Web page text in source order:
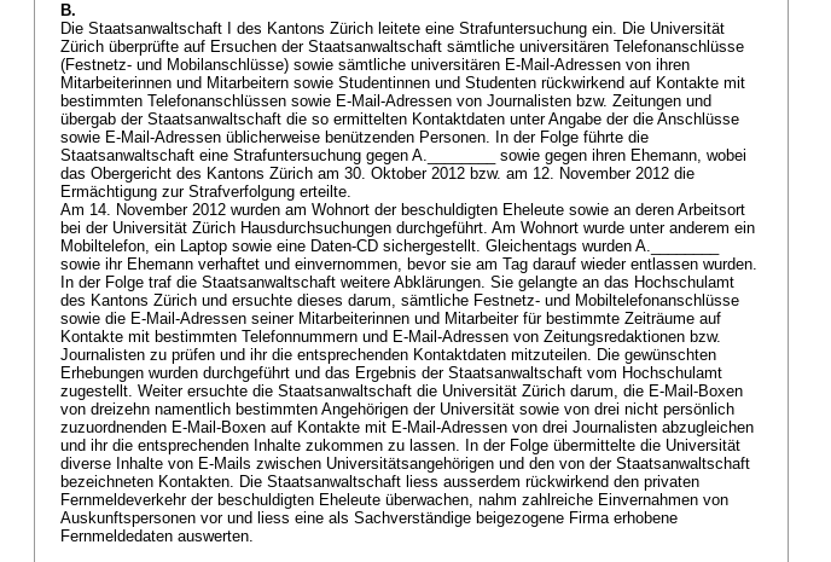
B.
Die Staatsanwaltschaft I des Kantons Zürich leitete eine Strafuntersuchung ein. Die Universität
Zürich überprüfte auf Ersuchen der Staatsanwaltschaft sämtliche universitären Telefonanschlüsse
(Festnetz- und Mobilanschlüsse) sowie sämtliche universitären E-Mail-Adressen von ihren
Mitarbeiterinnen und Mitarbeitern sowie Studentinnen und Studenten rückwirkend auf Kontakte mit
bestimmten Telefonanschlüssen sowie E-Mail-Adressen von Journalisten bzw. Zeitungen und
übergab der Staatsanwaltschaft die so ermittelten Kontaktdaten unter Angabe der die Anschlüsse
sowie E-Mail-Adressen üblicherweise benützenden Personen. In der Folge führte die
Staatsanwaltschaft eine Strafuntersuchung gegen A.________ sowie gegen ihren Ehemann, wobei
das Obergericht des Kantons Zürich am 30. Oktober 2012 bzw. am 12. November 2012 die
Ermächtigung zur Strafverfolgung erteilte.
Am 14. November 2012 wurden am Wohnort der beschuldigten Eheleute sowie an deren Arbeitsort
bei der Universität Zürich Hausdurchsuchungen durchgeführt. Am Wohnort wurde unter anderem ein
Mobiltelefon, ein Laptop sowie eine Daten-CD sichergestellt. Gleichentags wurden A.________
sowie ihr Ehemann verhaftet und einvernommen, bevor sie am Tag darauf wieder entlassen wurden.
In der Folge traf die Staatsanwaltschaft weitere Abklärungen. Sie gelangte an das Hochschulamt
des Kantons Zürich und ersuchte dieses darum, sämtliche Festnetz- und Mobiltelefonanschlüsse
sowie die E-Mail-Adressen seiner Mitarbeiterinnen und Mitarbeiter für bestimmte Zeiträume auf
Kontakte mit bestimmten Telefonnummern und E-Mail-Adressen von Zeitungsredaktionen bzw.
Journalisten zu prüfen und ihr die entsprechenden Kontaktdaten mitzuteilen. Die gewünschten
Erhebungen wurden durchgeführt und das Ergebnis der Staatsanwaltschaft vom Hochschulamt
zugestellt. Weiter ersuchte die Staatsanwaltschaft die Universität Zürich darum, die E-Mail-Boxen
von dreizehn namentlich bestimmten Angehörigen der Universität sowie von drei nicht persönlich
zuzuordnenden E-Mail-Boxen auf Kontakte mit E-Mail-Adressen von drei Journalisten abzugleichen
und ihr die entsprechenden Inhalte zukommen zu lassen. In der Folge übermittelte die Universität
diverse Inhalte von E-Mails zwischen Universitätsangehörigen und den von der Staatsanwaltschaft
bezeichneten Kontakten. Die Staatsanwaltschaft liess ausserdem rückwirkend den privaten
Fernmeldeverkehr der beschuldigten Eheleute überwachen, nahm zahlreiche Einvernahmen von
Auskunftspersonen vor und liess eine als Sachverständige beigezogene Firma erhobene
Fernmeldedaten auswerten.